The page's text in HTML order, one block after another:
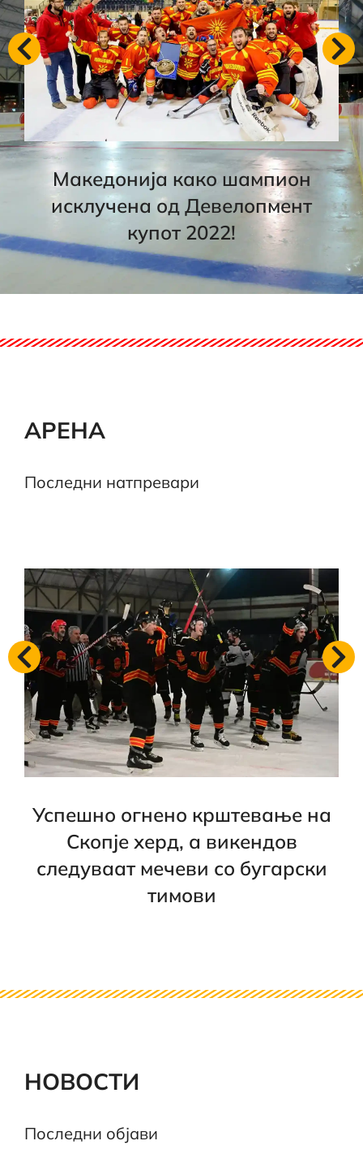
Македонија како шампион
исклучена од Девелопмент
купот 2022!
АРЕНА
Последни натпревари
Успешно огнено крштевање на
Скопје херд, а викендов
следуваат мечеви со бугарски
тимови
НОВОСТИ
Последни објави